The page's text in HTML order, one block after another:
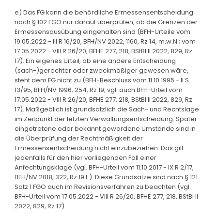
e) Das FG kann die behördliche Ermessensentscheidung
nach § 102 FGO nur darauf überprüfen, ob die Grenzen der
Ermessensausübung eingehalten sind (BFH-Urteile vom
19.05.2022 - III R 16/20, BFH/NV 2022, 1160, Rz 14, m.w.N.; vom
17.05.2022 - VIII R 26/20, BFHE 277, 218, BStBl II 2022, 829, Rz
17). Ein eigenes Urteil, ob eine andere Entscheidung
(sach-)gerechter oder zweckmäßiger gewesen wäre,
steht dem FG nicht zu (BFH-Beschluss vom 11.10.1995 - II S
13/95, BFH/NV 1996, 254, Rz 19; vgl. auch BFH-Urteil vom
17.05.2022 - VIII R 26/20, BFHE 277, 218, BStBl II 2022, 829, Rz
17). Maßgeblich ist grundsätzlich die Sach- und Rechtslage
im Zeitpunkt der letzten Verwaltungsentscheidung. Später
eingetretene oder bekannt gewordene Umstände sind in
die Überprüfung der Rechtmäßigkeit der
Ermessensentscheidung nicht einzubeziehen. Das gilt
jedenfalls für den hier vorliegenden Fall einer
Anfechtungsklage (vgl. BFH-Urteil vom 11.10.2017 - IX R 2/17,
BFH/NV 2018, 322, Rz 19 f.). Diese Grundsätze sind nach § 121
Satz 1 FGO auch im Revisionsverfahren zu beachten (vgl.
BFH-Urteil vom 17.05.2022 - VIII R 26/20, BFHE 277, 218, BStBl II
2022, 829, Rz 17).